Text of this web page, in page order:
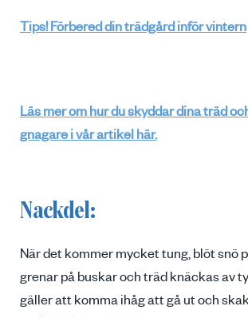
Tips! Förbered din trädgård inför vintern
Läs mer om hur du skyddar dina träd
gnagare i vår artikel här.
Nackdel:
När det kommer mycket tung, blöt snö
grenar på buskar och träd knäckas av
gäller att komma ihåg att gå ut och